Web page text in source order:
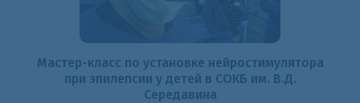
Мастер-класс по установке нейростимулятора
при эпилепсии у детей в СОКБ им. В.Д.
Середавина